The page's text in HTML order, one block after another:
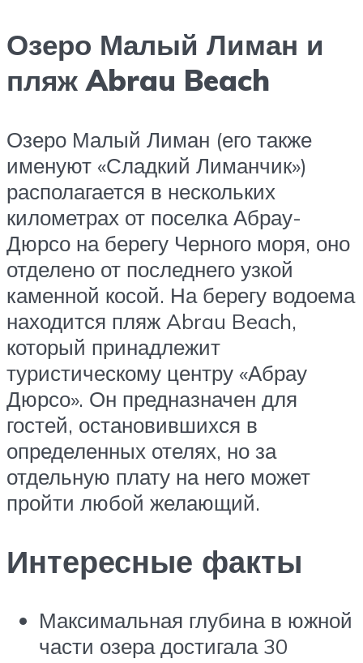
Озеро Малый Лиман и
пляж Abrau Beach
Озеро Малый Лиман (его также
именуют «Сладкий Лиманчик»)
располагается в нескольких
километрах от поселка Абрау-
Дюрсо на берегу Черного моря, оно
отделено от последнего узкой
каменной косой. На берегу водоема
находится пляж Abrau Beach,
который принадлежит
туристическому центру «Абрау
Дюрсо». Он предназначен для
гостей, остановившихся в
определенных отелях, но за
отдельную плату на него может
пройти любой желающий.
Интересные факты
Максимальная глубина в южной
части озера достигала 30